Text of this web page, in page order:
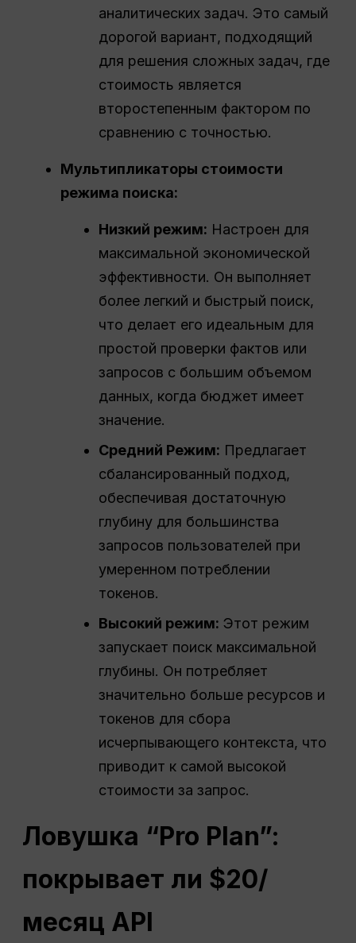
аналитических задач. Это самый
дорогой вариант, подходящий
для решения сложных задач, где
стоимость является
второстепенным фактором по
сравнению с точностью.
Мультипликаторы стоимости
режима поиска:
Низкий режим: Настроен для
максимальной экономической
эффективности. Он выполняет
более легкий и быстрый поиск,
что делает его идеальным для
простой проверки фактов или
запросов с большим объемом
данных, когда бюджет имеет
значение.
Средний Режим: Предлагает
сбалансированный подход,
обеспечивая достаточную
глубину для большинства
запросов пользователей при
умеренном потреблении
токенов.
Высокий режим: Этот режим
запускает поиск максимальной
глубины. Он потребляет
значительно больше ресурсов и
токенов для сбора
исчерпывающего контекста, что
приводит к самой высокой
стоимости за запрос.
Ловушка “Pro Plan”:
покрывает ли $20/
месяц API